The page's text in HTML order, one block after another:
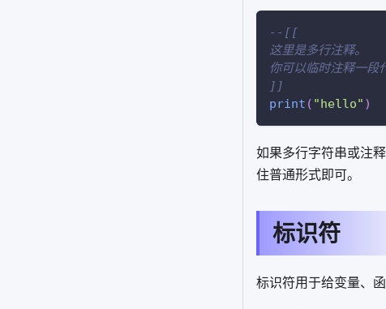
--[[
这里是多行注释。
你可以临时注释一段
]]
print ( "hello" )
如果多行字符串或注
住普通形式即可。
标识符
标识符用于给变量、